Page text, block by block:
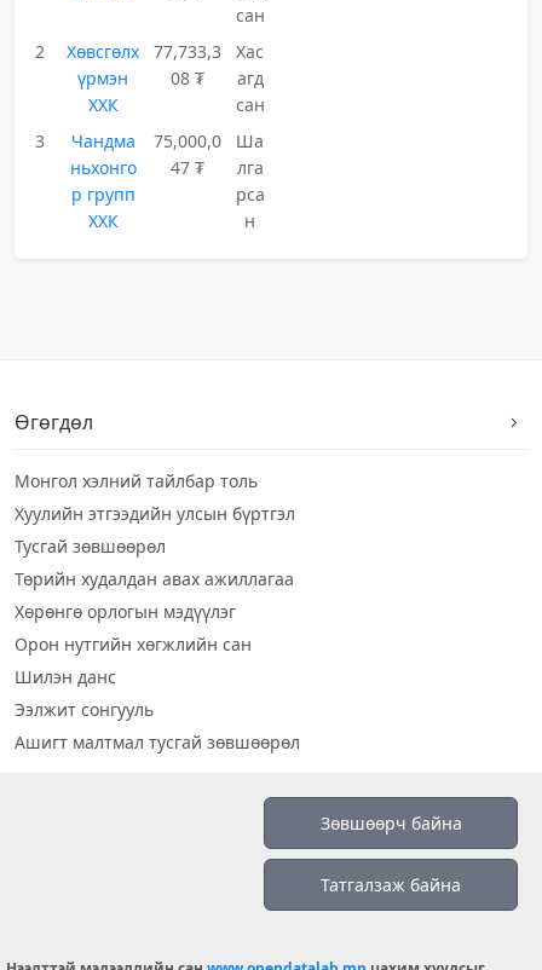
сан
2
Хөвсгөлх
үрмэн
ХХК
77,733,3
08 ₮
Хас
агд
сан
3
Чандма
ньхонго
р групп
ХХК
75,000,0
47 ₮
Ша
лга
рса
н
Өгөгдөл
Монгол хэлний тайлбар толь
Хуулийн этгээдийн улсын бүртгэл
Тусгай зөвшөөрөл
Төрийн худалдан авах ажиллагаа
Хөрөнгө орлогын мэдүүлэг
Орон нутгийн хөгжлийн сан
Шилэн данс
Ээлжит сонгууль
Ашигт малтмал тусгай зөвшөөрөл
info@opendatalab.mn
Зөвшөөрч байна
Татгалзаж байна